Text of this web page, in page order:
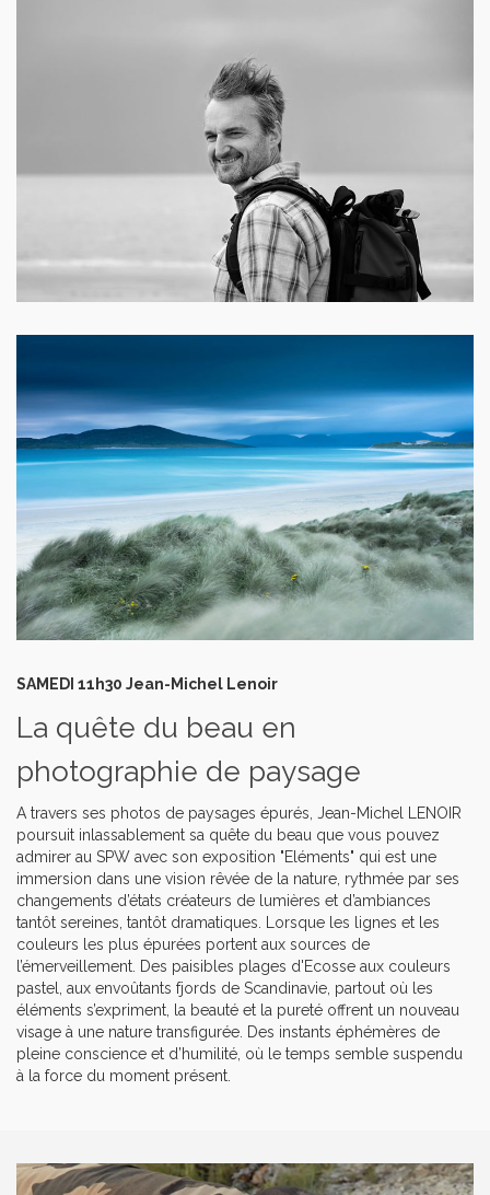
SAMEDI 11h30 Jean-Michel Lenoir
La quête du beau en
photographie de paysage
A travers ses photos de paysages épurés, Jean-Michel LENOIR
poursuit inlassablement sa quête du beau que vous pouvez
admirer au SPW avec son exposition "Eléments" qui est une
immersion dans une vision rêvée de la nature, rythmée par ses
changements d’états créateurs de lumières et d’ambiances
tantôt sereines, tantôt dramatiques. Lorsque les lignes et les
couleurs les plus épurées portent aux sources de
l’émerveillement. Des paisibles plages d'Ecosse aux couleurs
pastel, aux envoûtants fjords de Scandinavie, partout où les
éléments s’expriment, la beauté et la pureté offrent un nouveau
visage à une nature transfigurée. Des instants éphémères de
pleine conscience et d’humilité, où le temps semble suspendu
à la force du moment présent.